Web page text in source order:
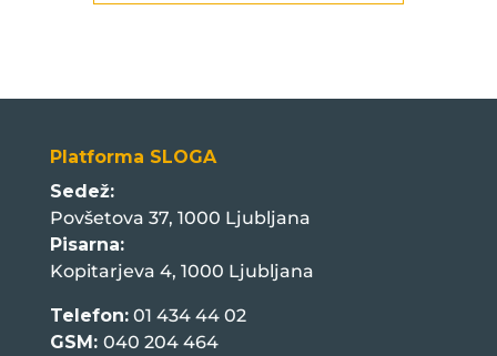
Platforma SLOGA
Sedež:
Povšetova 37, 1000 Ljubljana
Pisarna:
Kopitarjeva 4, 1000 Ljubljana
Telefon:01 434 44 02
GSM: 040 204 464